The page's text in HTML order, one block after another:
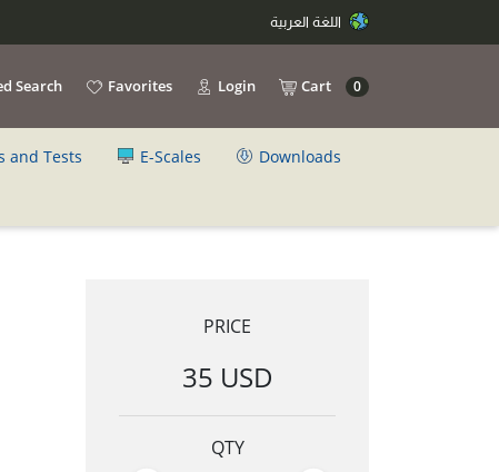
Search Favorites Login Cart 0
and Tests E-Scales
Downloads
PRICE
35 USD
QTY